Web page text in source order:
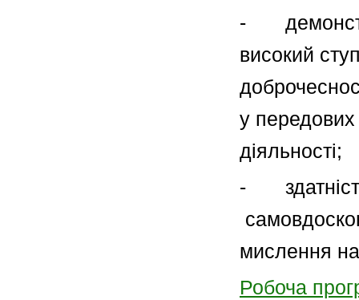
-
високий
у передових
діяльності;
-
мислення на
Робоча